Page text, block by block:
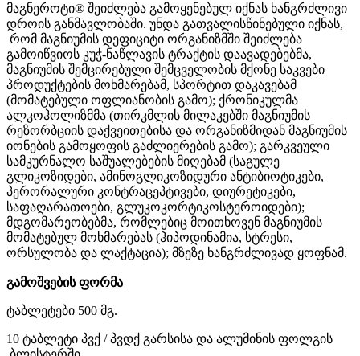
მაგნეროტი® შეიძლება გამოყენებულ იქნას ხანგრძლივი
დროის განმავლობაში. უნდა გათვალისწინებული იქნას,
რომ მაგნიუმის დეფიციტი ორგანიზმში შეიძლება
გამოიწვიოს კუჭ-ნაწლავის ტრაქტის დაავადებებმა,
მაგნიუმის შემცირებული შემცველობის მქონე საკვები
პროდუქტების მოხმარებამ, სპორტით დაკავებამ
(მომატებული ოფლიანობის გამო); ქრონიკულმა
ალკოჰოლიზმმა (თირკმლის მილაკებში მაგნიუმის
რეზორბციის დაქვეითებისა და ორგანიზმიდან მაგნიუმის
იონების გამოყოფის გაძლიერების გამო); გარკვეული
სამკურნალო საშუალებების მიღებამ (საგულე
გლიკოზიდები, ამინოგლიკოზიდური ანტიბიოტიკები,
პერორალური კონტრაცეპტივები, დიურეტიკები,
საფაღარათოები, გლუკოკორტიკოსტეროიდები);
მდგომარეობებმა, რომლებიც მოითხოვენ მაგნიუმის
მომატებულ მოხმარებას (ჰიპოდინამია, სტრესი,
ორსულობა და ლაქტაცია); მზეზე ხანგრძლივად ყოფნამ.
გამოშვების ფორმა
ტაბლეტები 500 მგ.
10 ტაბლეტი პვქ / პვდქ გარსისა და ალუმინის ფოლგის